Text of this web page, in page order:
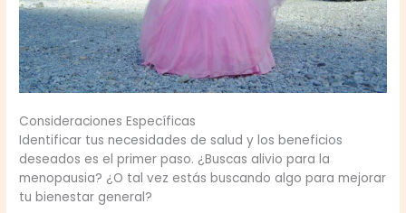
Consideraciones Específicas
Identificar tus necesidades de salud y los beneficios
deseados es el primer paso. ¿Buscas alivio para la
menopausia? ¿O tal vez estás buscando algo para mejorar
tu bienestar general?